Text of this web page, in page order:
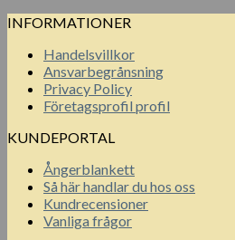
INFORMATIONER
Handelsvillkor
Ansvarbegrånsning
Privacy Policy
Företagsprofil profil
KUNDEPORTAL
Ångerblankett
Så här handlar du hos oss
Kundrecensioner
Vanliga frågor